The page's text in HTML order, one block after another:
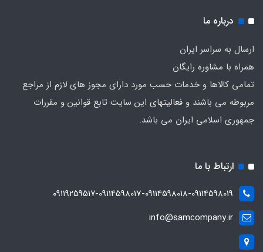
درباره ما
ارسال به سراسر ایران
همراه با مشاوره رایگان
تمامی کالاها و خدمات حسب مورد دارای مجوز های لازم از مراجع
مربوطه می باشند و فعالیتهای این سایت تابع قوانین و مقررات
جمهوری اسلامی ایران می باشد.
ارتباط با ما
۰۹۱۱۹۲۵۹۵۱۷-09114598017-09114598018-09114598019
info@samcompany.ir